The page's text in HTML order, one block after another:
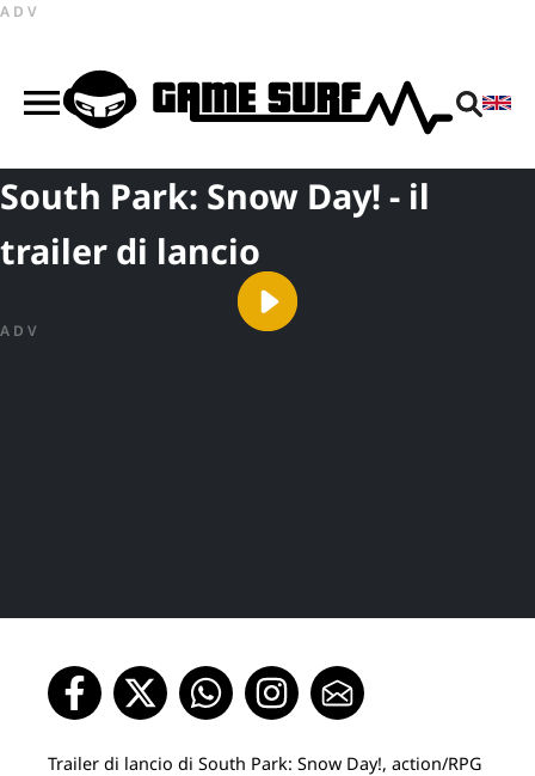
ADV
South Park: Snow Day! - il
trailer di lancio
ADV
Trailer di lancio di South Park: Snow Day!, action/RPG